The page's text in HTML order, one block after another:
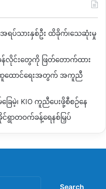
ရပ်သားနှစ်ဦး ထိခိုက်၊သေဆုံးမှု
န်လိုင်းတွေကို ဖြတ်တောက်ထား
ည်ထူထောင်ရေးအတွက် အကူညီ
ေမဲ့၊ KIO ကူညီပေးဖို့စီစဉ်နေ
င်ရွာတဝက်ခန့်ရေနစ်မြှပ်